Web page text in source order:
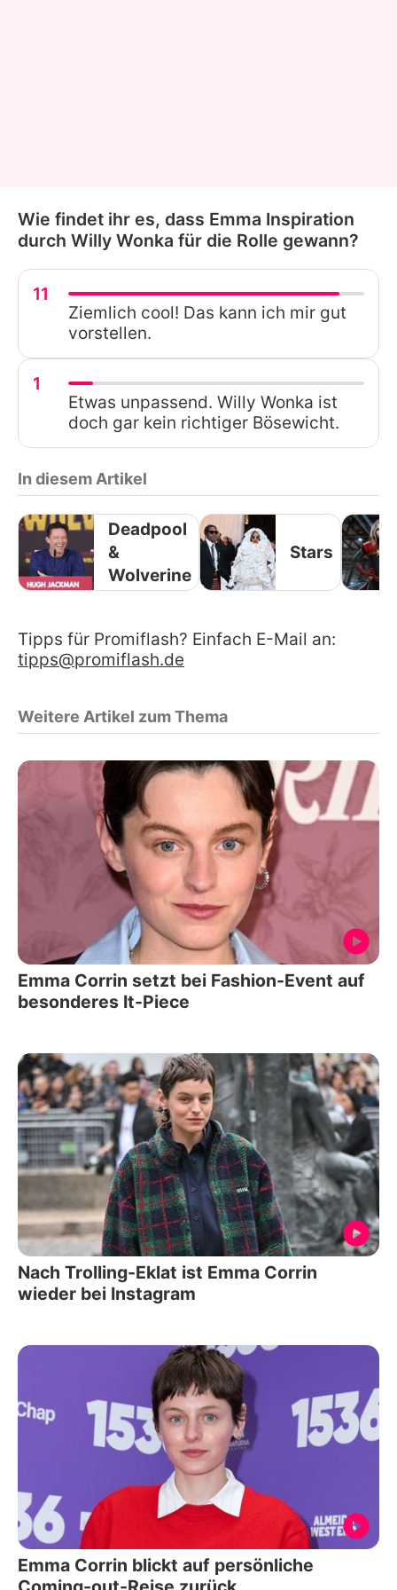
Wie findet ihr es, dass Emma Inspiration
durch Willy Wonka für die Rolle gewann?
11
Ziemlich cool! Das kann ich mir gut
vorstellen.
1
Etwas unpassend. Willy Wonka ist
doch gar kein richtiger Bösewicht.
In diesem Artikel
Deadpool
&
Wolverine
Stars
Tipps für Promiflash? Einfach E-Mail an:
tipps@promiflash.de
Weitere Artikel zum Thema
Emma Corrin setzt bei Fashion-Event auf
besonderes It-Piece
Nach Trolling-Eklat ist Emma Corrin
wieder bei Instagram
Emma Corrin blickt auf persönliche